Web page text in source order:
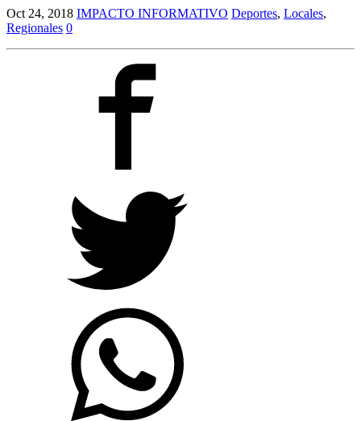
Oct 24, 2018 IMPACTO INFORMATIVO Deportes, Locales,
Regionales 0